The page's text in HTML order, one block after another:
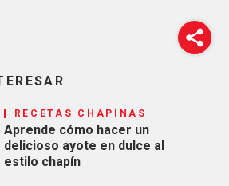
RECETAS CHAPINAS
Aprende cómo hacer un
delicioso ayote en dulce al
estilo chapín